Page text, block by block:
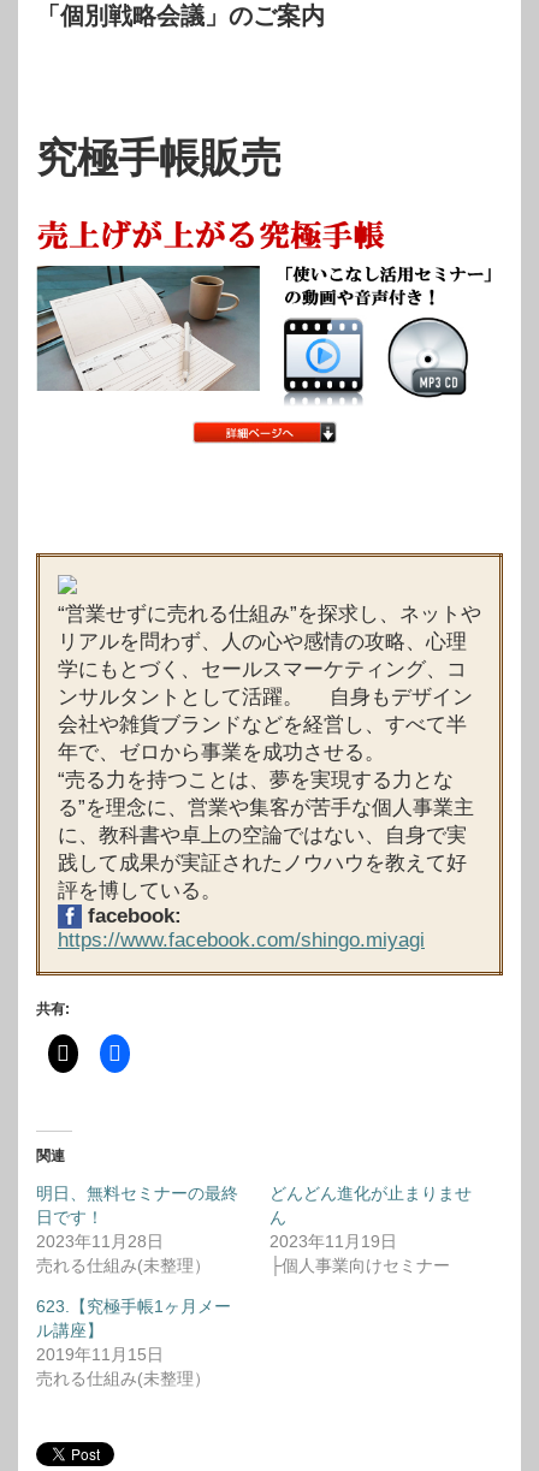
「個別戦略会議」のご案内
究極手帳販売
“営業せずに売れる仕組み”を探求し、ネットや
リアルを問わず、人の心や感情の攻略、心理
学にもとづく、セールスマーケティング、コ
ンサルタントとして活躍。 自身もデザイン
会社や雑貨ブランドなどを経営し、すべて半
年で、ゼロから事業を成功させる。
“売る力を持つことは、夢を実現する力とな
る”を理念に、営業や集客が苦手な個人事業主
に、教科書や卓上の空論ではない、自身で実
践して成果が実証されたノウハウを教えて好
評を博している。
facebook:
https://www.facebook.com/shingo.miyagi
共有:
関連
明日、無料セミナーの最終
日です！
2023年11月28日
売れる仕組み(未整理）
どんどん進化が止まりませ
ん
2023年11月19日
├個人事業向けセミナー
623.【究極手帳1ヶ月メー
ル講座】
2019年11月15日
売れる仕組み(未整理）